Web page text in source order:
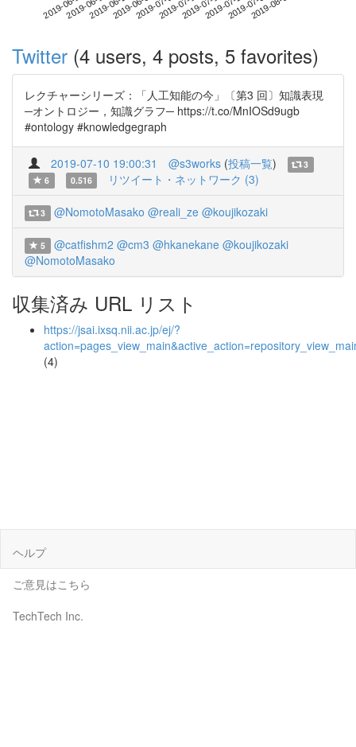
Twitter (4 users, 4 posts, 5 favorites)
レクチャーシリーズ：「人工知能の今」〔第3 回〕知識表現
─オントロジー，知識グラフ─ https://t.co/MnIOSd9ugb
#ontology #knowledgegraph
2019-07-10 19:00:31 @s3works (投稿一覧)
3
6
0.516 リツイート・ネットワーク (3)
3 @NomotoMasako @reali_ze @koujikozaki
5 @catfishm2 @cm3 @hkanekane @koujikozaki
@NomotoMasako
収集済み URL リスト
https://jsai.ixsq.nii.ac.jp/ej/?
(4)
ヘルプ
ご意見はこちら
TechTech Inc.